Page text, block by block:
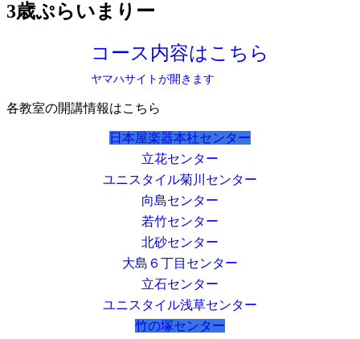
3歳ぷらいまりー
コース内容はこちら
ヤマハサイトが開きます
各教室の開講情報はこちら
日本屋楽器本社センター
立花センター
ユニスタイル菊川センター
向島センター
若竹センター
北砂センター
大島６丁目センター
立石センター
ユニスタイル浅草センター
竹の塚センター